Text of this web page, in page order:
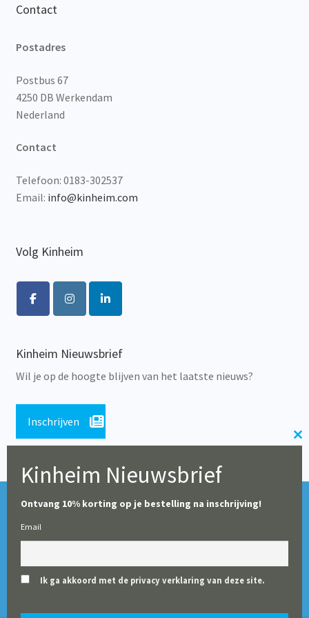
Contact
Postadres
Postbus 67
4250 DB Werkendam
Nederland
Contact
Telefoon: 0183-302537
Email: info@kinheim.com
Volg Kinheim
Kinheim Nieuwsbrief
Wil je op de hoogte blijven van het laatste nieuws?
Inschrijven
© Alle rechten voorbehouden 2026 | Educatieve Uitgeverij
Tijdens de zomerperiode blijft onze webshop geopend,
van alle bestellingen voor scholen.
Kinheim Nieuwsbrief
Ontvang 10% korting op je bestelling na inschrijving!
Email
Ik ga akkoord met de privacy verklaring van deze site.